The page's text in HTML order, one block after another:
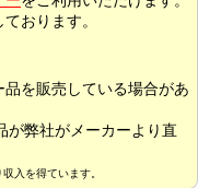
おります。
を販売している場合があ
が弊社がメーカーより直
入を得ています。